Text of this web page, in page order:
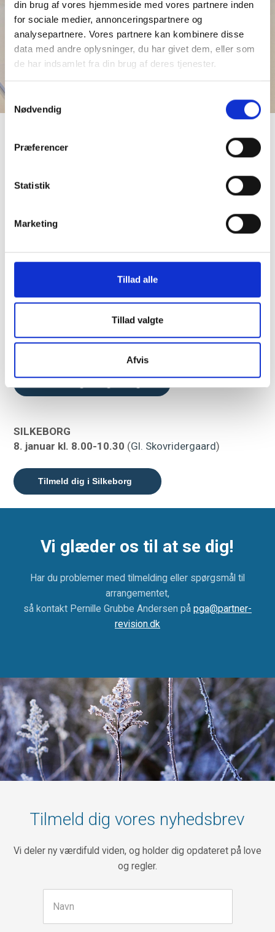
din brug af vores hjemmeside med vores partnere inden
for sociale medier, annonceringspartnere og
analysepartnere. Vores partnere kan kombinere disse
data med andre oplysninger, du har givet dem, eller som
de har indsamlet fra din brug af deres tjenester.
Samtykkevalg
Nødvendig
Præferencer
Statistik
Marketing
Tillad alle
Tillad valgte
Afvis
kræves.
7. januar kl. 8.00-10.30(Loungen, HC Midtjylland)
RINGKØBING
SILKEBORG
8. januar kl. 8.00-10.30 (Gl. Skovridergaard)
Tilmeld dig i Silkeborg
Vi glæder os til at se dig!
Har du problemer med tilmelding eller spørgsmål til
arrangementet,
så kontakt Pernille Grubbe Andersen på pga@partner-
revision.dk
Tilmeld dig vores nyhedsbrev
Vi deler ny værdifuld viden, og holder dig opdateret på love
og regler.